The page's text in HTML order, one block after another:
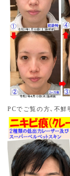
菌力を発揮する
してアクネ菌の
滑らかにするサ
が､アクネＥと
合わせて頂いて
2025.10.20
お得な美肌・小
たるみ改善(小顔
術です｡まずは､
低出力レーザー
さい｡
2025.10.09
ほとんどの患者
方の肝斑が十分
PCでご覧の方､不鮮